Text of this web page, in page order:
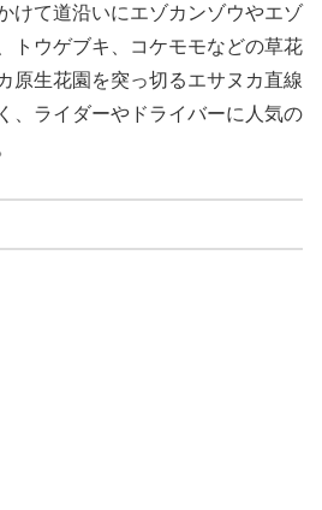
けて道沿いにエゾカンゾウやエゾ
トウゲブキ、コケモモなどの草花
原生花園を突っ切るエサヌカ直線
、ライダーやドライバーに人気の